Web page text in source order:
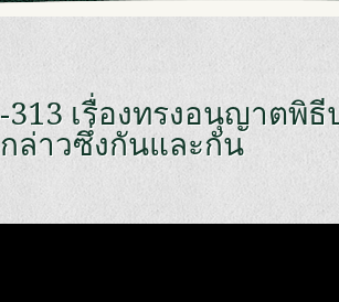
313 เรื่องทรงอนุญาตพิ
ล่าวซึ่งกันและกัน